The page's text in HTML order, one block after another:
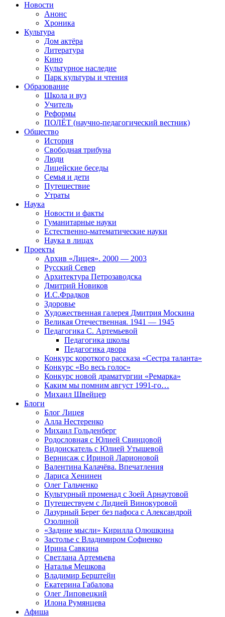
Новости
Анонс
Хроника
Культура
Дом актёра
Литература
Кино
Культурное наследие
Парк культуры и чтения
Образование
Школа и вуз
Учитель
Реформы
ПОЛЁТ (научно-педагогический вестник)
Общество
История
Свободная трибуна
Люди
Лицейские беседы
Семья и дети
Путешествие
Утраты
Наука
Новости и факты
Гуманитарные науки
Естественно-математические науки
Наука в лицах
Проекты
Архив «Лицея». 2000 — 2003
Русский Север
Архитектура Петрозаводска
Дмитрий Новиков
И.С.Фрадков
Здоровье
Художественная галерея Дмитрия Москина
Великая Отечественная. 1941 — 1945
Педагогика С. Артемьевой
Педагогика школы
Педагогика двора
Конкурс короткого рассказа «Сестра таланта»
Конкурс «Во весь голос»
Конкурс новой драматургии «Ремарка»
Каким мы помним август 1991-го…
Михаил Швейцер
Блоги
Блог Лицея
Алла Нестеренко
Михаил Гольденберг
Родословная с Юлией Свинцовой
Видоискатель с Юлией Утышевой
Вернисаж с Ириной Ларионовой
Валентина Калачёва. Впечатления
Лариса Хенинен
Олег Гальченко
Культурный променад с Зоей Арнаутовой
Путешествуем с Лидией Винокуровой
Лазурный Берег без пафоса с Александрой
Озолиной
«Задние мысли» Кирилла Олюшкина
Застолье с Владимиром Софиенко
Ирина Савкина
Светлана Артемьева
Наталья Мешкова
Владимир Берштейн
Екатерина Габалова
Олег Липовецкий
Илона Румянцева
Афиша